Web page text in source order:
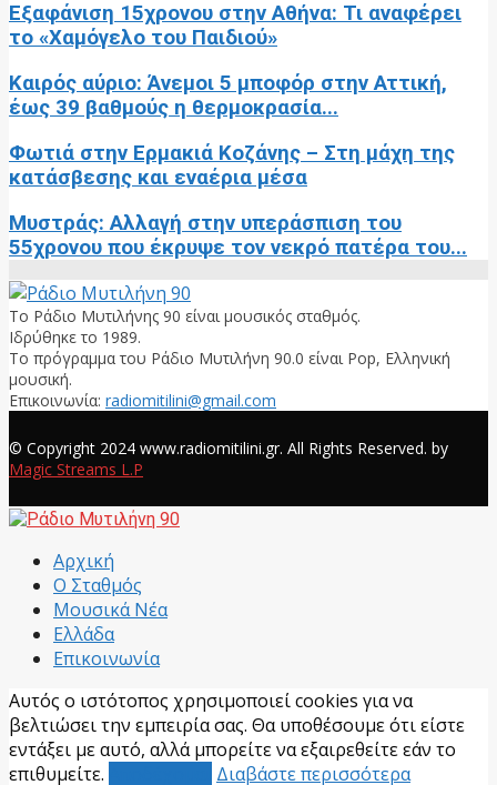
Εξαφάνιση 15χρονου στην Αθήνα: Τι αναφέρει
το «Χαμόγελο του Παιδιού»
Καιρός αύριο: Άνεμοι 5 μποφόρ στην Αττική,
έως 39 βαθμούς η θερμοκρασία...
Φωτιά στην Ερμακιά Κοζάνης – Στη μάχη της
κατάσβεσης και εναέρια μέσα
Μυστράς: Αλλαγή στην υπεράσπιση του
55χρονου που έκρυψε τον νεκρό πατέρα του...
Το Ράδιο Μυτιλήνης 90 είναι μουσικός σταθμός.
Ιδρύθηκε το 1989.
Το πρόγραμμα του Ράδιο Μυτιλήνη 90.0 είναι Pop, Ελληνική
μουσική.
Επικοινωνία: radiomitilini@gmail.com
© Copyright 2024 www.radiomitilini.gr. All Rights Reserved. by
Magic Streams L.P
Αρχική
Ο Σταθμός
Μουσικά Νέα
Ελλάδα
Επικοινωνία
Αυτός ο ιστότοπος χρησιμοποιεί cookies για να
βελτιώσει την εμπειρία σας. Θα υποθέσουμε ότι είστε
εντάξει με αυτό, αλλά μπορείτε να εξαιρεθείτε εάν το
επιθυμείτε.
Διαβάστε περισσότερα